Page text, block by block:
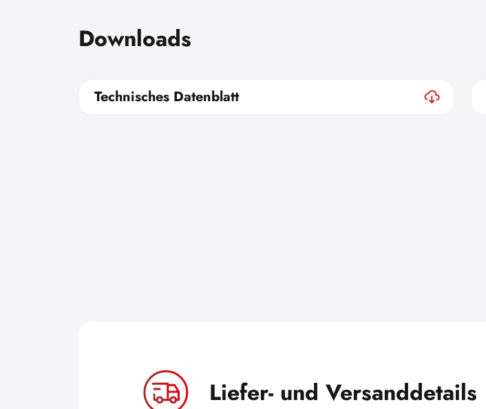
Downloads
Technisches Datenblatt
Liefer- und Versanddetails